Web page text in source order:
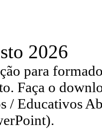
2026
para
Faça o
/ Educativos